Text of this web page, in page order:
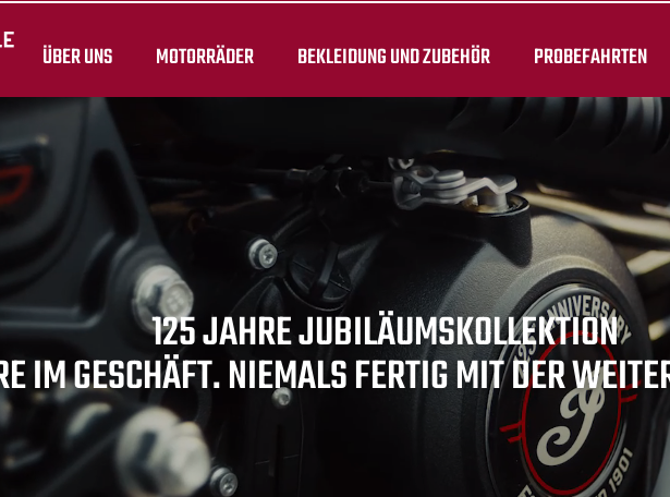
ÜBER UNS MOTORRÄDER BEKLEIDUNG UND ZUBEHÖR PROBEFAHRTEN
125 JAHRE JUBILÄUMSKOLLEKTION
IM GESCHÄFT. NIEMALS FERTIG MIT DER